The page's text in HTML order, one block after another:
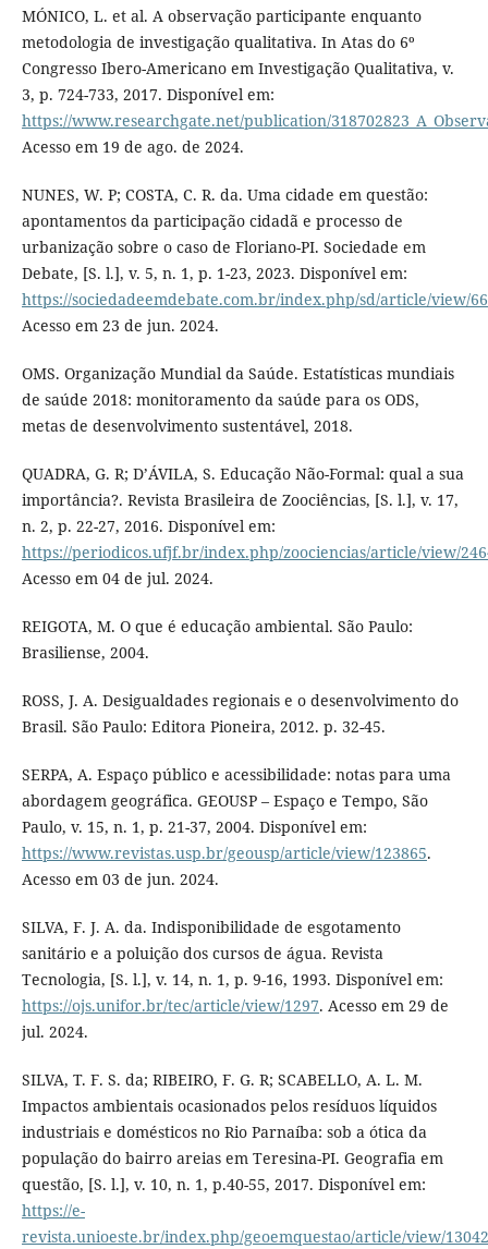
MÓNICO, L. et al. A observação participante enquanto
metodologia de investigação qualitativa. In Atas do 6º
Congresso Ibero-Americano em Investigação Qualitativa, v.
3, p. 724-733, 2017. Disponível em:
https://www.researchgate.net/publication/
Acesso em 19 de ago. de 2024.
NUNES, W. P; COSTA, C. R. da. Uma cidade em questão:
apontamentos da participação cidadã e processo de
urbanização sobre o caso de Floriano-PI. Sociedade em
Debate, [S. l.], v. 5, n. 1, p. 1-23, 2023. Disponível em:
https://sociedadeemdebate.com.br/index.php/sd/article/view/66
Acesso em 23 de jun. 2024.
OMS. Organização Mundial da Saúde. Estatísticas mundiais
de saúde 2018: monitoramento da saúde para os ODS,
metas de desenvolvimento sustentável, 2018.
QUADRA, G. R; D’ÁVILA, S. Educação Não-Formal: qual a sua
importância?. Revista Brasileira de Zoociências, [S. l.], v. 17,
n. 2, p. 22-27, 2016. Disponível em:
https://periodicos.ufjf.br/index.php/zoociencias/article/view/
Acesso em 04 de jul. 2024.
REIGOTA, M. O que é educação ambiental. São Paulo:
Brasiliense, 2004.
ROSS, J. A. Desigualdades regionais e o desenvolvimento do
Brasil. São Paulo: Editora Pioneira, 2012. p. 32-45.
SERPA, A. Espaço público e acessibilidade: notas para uma
abordagem geográfica. GEOUSP – Espaço e Tempo, São
Paulo, v. 15, n. 1, p. 21-37, 2004. Disponível em:
https://www.revistas.usp.br/geousp/article/view/123865.
Acesso em 03 de jun. 2024.
SILVA, F. J. A. da. Indisponibilidade de esgotamento
sanitário e a poluição dos cursos de água. Revista
Tecnologia, [S. l.], v. 14, n. 1, p. 9-16, 1993. Disponível em:
https://ojs.unifor.br/tec/article/view/1297. Acesso em 29 de
jul. 2024.
SILVA, T. F. S. da; RIBEIRO, F. G. R; SCABELLO, A. L. M.
Impactos ambientais ocasionados pelos resíduos líquidos
industriais e domésticos no Rio Parnaíba: sob a ótica da
população do bairro areias em Teresina-PI. Geografia em
questão, [S. l.], v. 10, n. 1, p.40-55, 2017. Disponível em:
https://e-
revista.unioeste.br/index.php/geoemquestao/article/view/13042